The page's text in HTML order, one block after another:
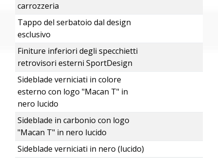
carrozzeria
Tappo del serbatoio dal design
esclusivo
Finiture inferiori degli specchietti
retrovisori esterni SportDesign
Sideblade verniciati in colore
esterno con logo "Macan T" in
nero lucido
Sideblade in carbonio con logo
"Macan T" in nero lucido
Sideblade verniciati in nero (lucido)